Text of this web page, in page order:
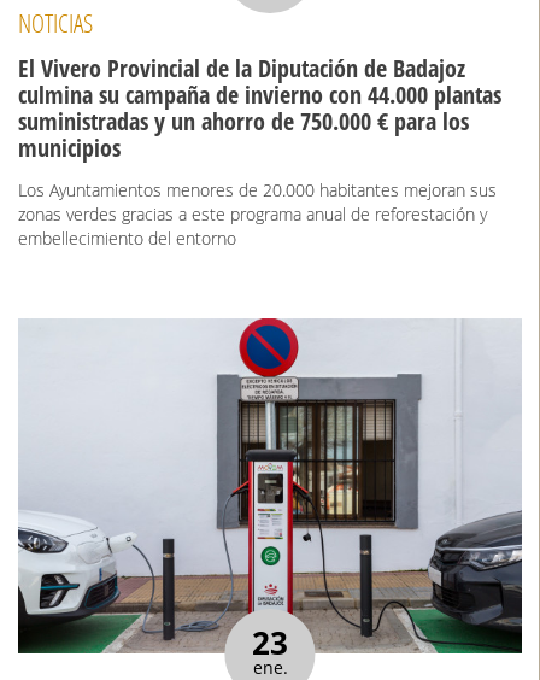
NOTICIAS
El Vivero Provincial de la Diputación de Badajoz
culmina su campaña de invierno con 44.000 plantas
suministradas y un ahorro de 750.000 € para los
municipios
Los Ayuntamientos menores de 20.000 habitantes mejoran sus
zonas verdes gracias a este programa anual de reforestación y
embellecimiento del entorno
23
ene.